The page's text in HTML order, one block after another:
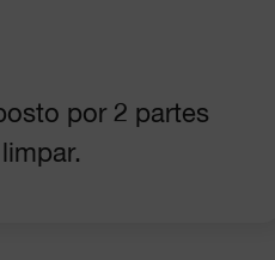
por 2 partes